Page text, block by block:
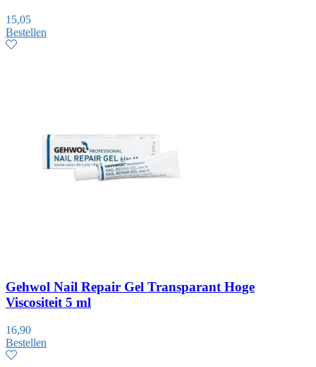
15,05
Bestellen
Gehwol Nail Repair Gel Transparant Hoge
Viscositeit 5 ml
16,90
Bestellen